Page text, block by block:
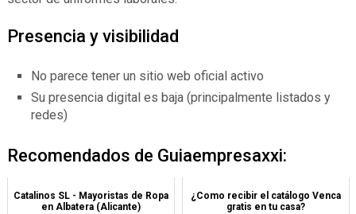
Presencia y visibilidad
No parece tener un sitio web oficial activo
Su presencia digital es baja (principalmente listados y
redes)
Recomendados de Guiaempresaxxi:
Catalinos SL - Mayoristas de Ropa
en Albatera (Alicante)
¿Como recibir el catálogo Venca
gratis en tu casa?